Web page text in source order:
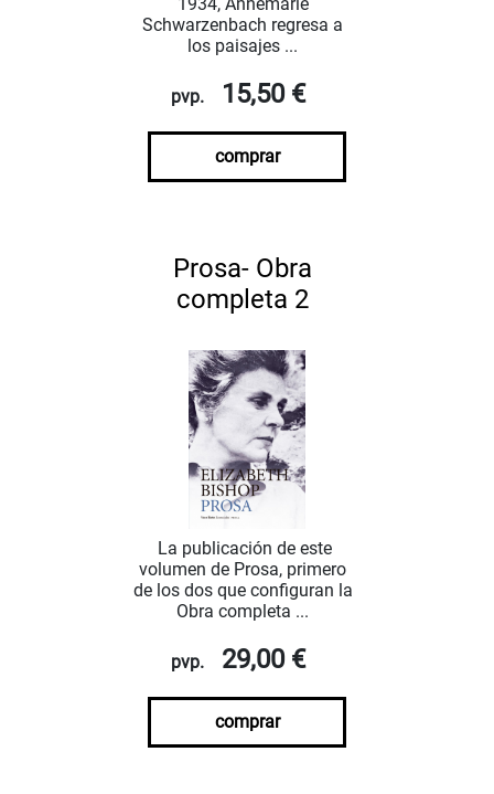
Schwarzenbach regresa a
los paisajes ...
pvp. 15,50 €
comprar
Prosa- Obra
completa 2
La publicación de este
volumen de Prosa, primero
de los dos que configuran la
Obra completa ...
pvp. 29,00 €
comprar